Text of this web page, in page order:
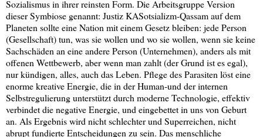
Sozialismus in ihrer reinsten Form. Die Arbeitsgruppe Version
dieser Symbiose genannt: Justiz KASotsializm-Qassam auf dem
Planeten sollte eine Nation mit einem Gesetz bleiben: jede Person
(Gesellschaft) tun, was sie wollen und wo sie wollen, wenn sie keine
Sachschäden an eine andere Person (Unternehmen), anders als mit
offenen Wettbewerb, aber wenn man zahlt (der Grund ist es egal),
nur kündigen, alles, auch das Leben. Pflege des Parasiten löst eine
enorme kreative Energie, die in der Human-und der internen
Selbstregulierung unterstützt durch moderne Technologie, effektiv
verbindet die negative Energie, und eingebettet in uns von Geburt
an. Als Ergebnis wird nicht schlechter und Superreichen, nicht
abrupt fundierte Entscheidungen zu sein. Das menschliche